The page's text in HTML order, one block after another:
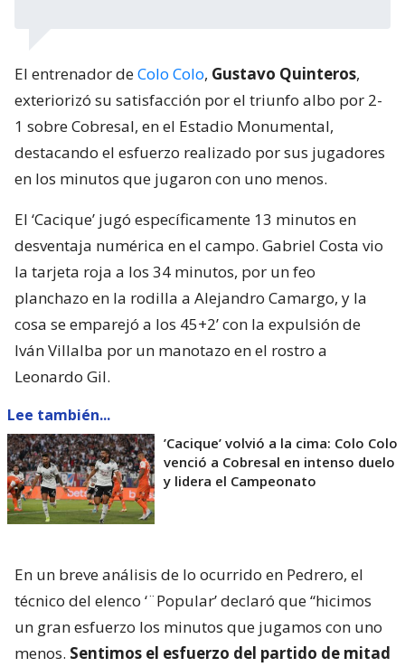
El entrenador deColo Colo, Gustavo Quinteros,
exteriorizó su satisfacción por el triunfo albo por 2-
1 sobre Cobresal, en el Estadio Monumental,
destacando el esfuerzo realizado por sus jugadores
en los minutos que jugaron con uno menos.
El ‘Cacique’ jugó específicamente 13 minutos en
desventaja numérica en el campo. Gabriel Costa vio
la tarjeta roja a los 34 minutos, por un feo
planchazo en la rodilla a Alejandro Camargo, y la
cosa se emparejó a los 45+2’ con la expulsión de
Iván Villalba por un manotazo en el rostro a
Leonardo Gil.
Lee también...
’Cacique’ volvió a la cima: Colo Colo
venció a Cobresal en intenso duelo
y lidera el Campeonato
En un breve análisis de lo ocurrido en Pedrero, el
técnico del elenco ‘¨Popular’ declaró que “hicimos
un gran esfuerzo los minutos que jugamos con uno
menos. Sentimos el esfuerzo del partido de mitad